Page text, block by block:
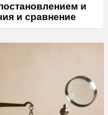
и
и сравнение